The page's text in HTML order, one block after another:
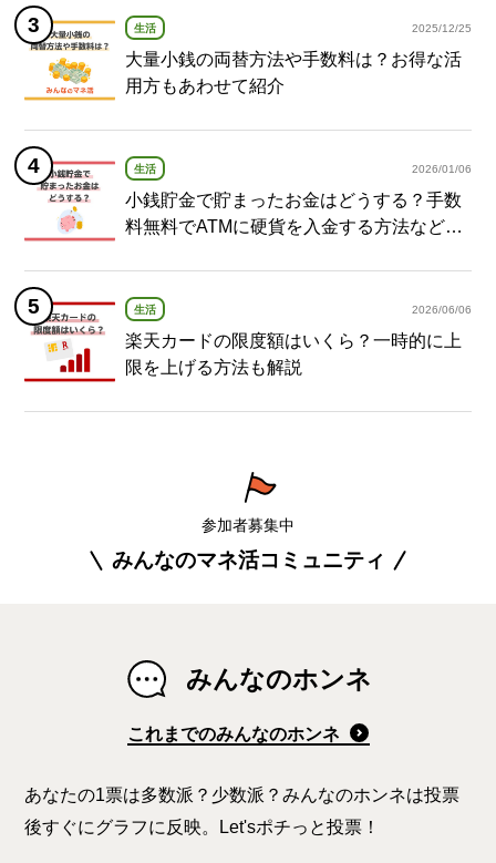
生活 2025/12/25
大量小銭の両替方法や手数料は？お得な活
用方もあわせて紹介
生活 2026/01/06
小銭貯金で貯まったお金はどうする？手数
料無料でATMに硬貨を入金する方法など紹
生活 2026/06/06
楽天カードの限度額はいくら？一時的に上
限を上げる方法も解説
参加者募集中
みんなのマネ活コミュニティ
みんなのホンネ
これまでのみんなのホンネ
あなたの1票は多数派？少数派？みんなのホンネは投票
後すぐにグラフに反映。Let'sポチっと投票！